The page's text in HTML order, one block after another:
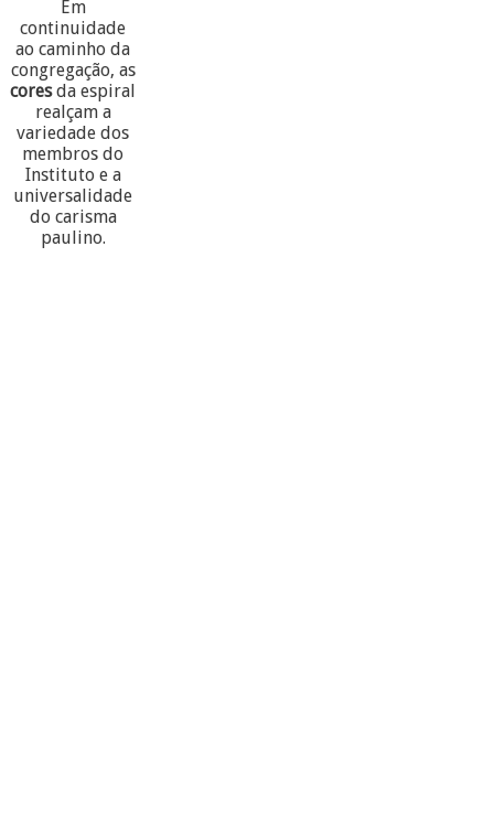
Em
continuidade
ao caminho da
congregação, as
coresda espiral
realçam a
variedade dos
membros do
Instituto e a
universalidade
do carisma
paulino.